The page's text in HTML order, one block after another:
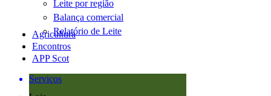
Leite por região
Balança comercial
Relatório de Leite
Agricultura
Encontros
APP Scot
Serviços